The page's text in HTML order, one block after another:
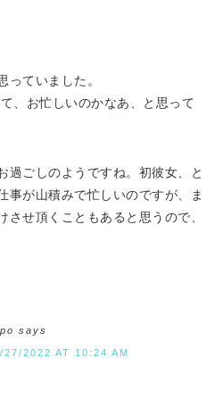
っていました。
、お忙しいのかなあ、と思って
過ごしのようですね。初彼女、と
事が山積みで忙しいのですが、ま
させ頂くこともあると思うので、
says
27/2022 AT 10:24 AM